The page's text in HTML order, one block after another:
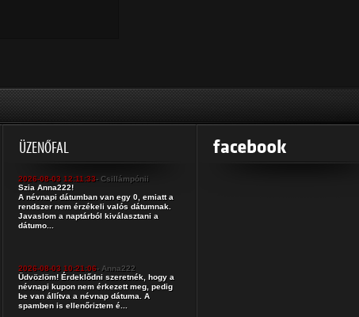
ÜZENŐFAL
2026-08-03 12:11:33- Csillámpónii
Szia Anna222!
A névnapi dátumban van egy 0, emiatt a
rendszer nem érzékeli valós dátumnak.
Javaslom a naptárból kiválasztani a
dátumo...
2026-08-03 10:21:06- Anna222
Üdvözlöm! Érdeklődni szeretnék, hogy a
névnapi kupon nem érkezett meg, pedig
be van állítva a névnap dátuma. A
spamben is ellenőriztem é...